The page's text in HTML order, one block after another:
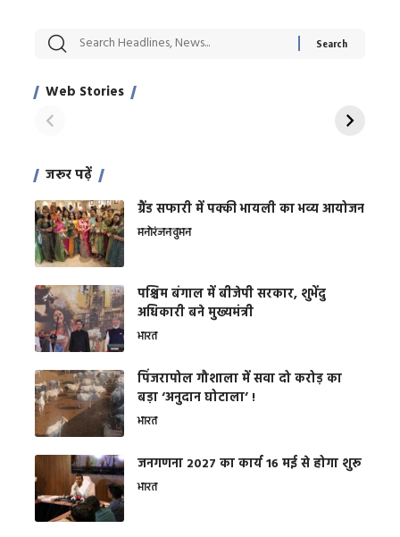
Web Stories
सट्टेबाजी में अरेस्ट हुए
साहिल खान
रोज एक कच्चे लहसुन
जरूर पढ़ें
ग्रैंड सफारी में पक्की भायली का भव्य आयोजन
मनोरंजनवुमन
पश्चिम बंगाल में बीजेपी सरकार, शुभेंदु
अधिकारी बने मुख्यमंत्री
भारत
​पिंजरापोल गौशाला में सवा दो करोड़ का
बड़ा ‘अनुदान घोटाला’ !
भारत
जनगणना 2027 का कार्य 16 मई से होगा शुरू
भारत